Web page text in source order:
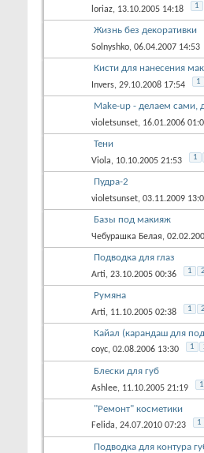
loriaz, 13.10.2005 14:18 1
Жизнь без декоративки
Solnyshko, 06.04.2007 14:53
Кисти для нанесения
Invers, 29.10.2008 17:54 1
Make-up - делаем сами,
violetsunset, 16.01.2006
Тени
Viola, 10.10.2005 21:53 1
Пудра-2
violetsunset, 03.11.2009
Базы под макияж
Чебурашка Белая,
Подводка для глаз
Arti, 23.10.2005 00:36 1 2
Румяна
Arti, 11.10.2005 02:38 1 2
Кайал (карандаш для
соус, 02.08.2006 13:30 1
Блески для губ
Ashlee, 11.10.2005 21:19 1
"Ремонт" косметики
Felida, 24.07.2010 07:23 1
Подводка для контура